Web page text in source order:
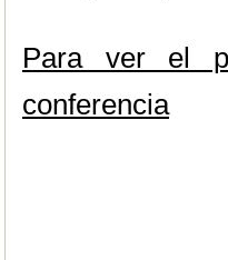
Para ver el
conferencia